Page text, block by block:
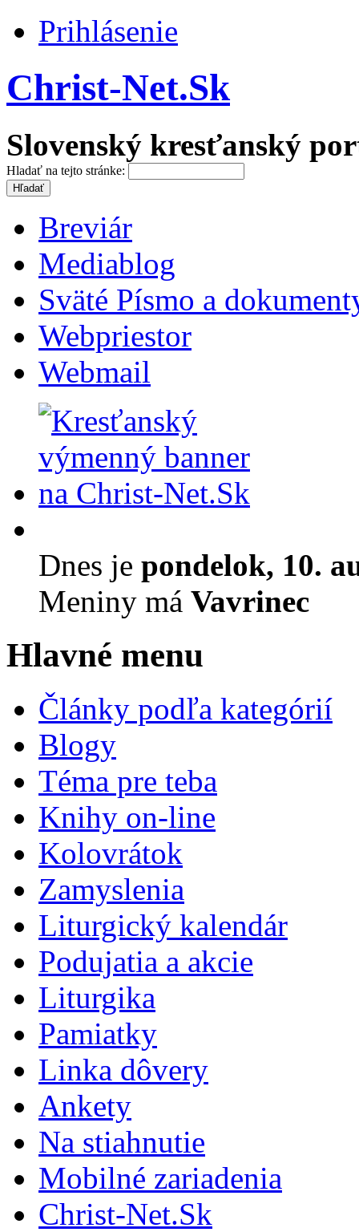
Prihlásenie
Christ-Net.Sk
Slovenský kresťanský
Hladať na tejto stránke:
Breviár
Mediablog
Sväté Písmo a
Webpriestor
Webmail
Dnes je pondelok, 10.
Meniny má Vavrinec
Hlavné menu
Články podľa kategórií
Blogy
Téma pre teba
Knihy on-line
Kolovrátok
Zamyslenia
Liturgický kalendár
Podujatia a akcie
Liturgika
Pamiatky
Linka dôvery
Ankety
Na stiahnutie
Mobilné zariadenia
Christ-Net.Sk